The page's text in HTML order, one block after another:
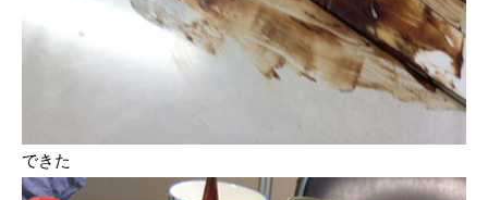
できた